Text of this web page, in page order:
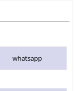
whatsapp